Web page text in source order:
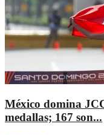
México domina
medallas; 167 son...